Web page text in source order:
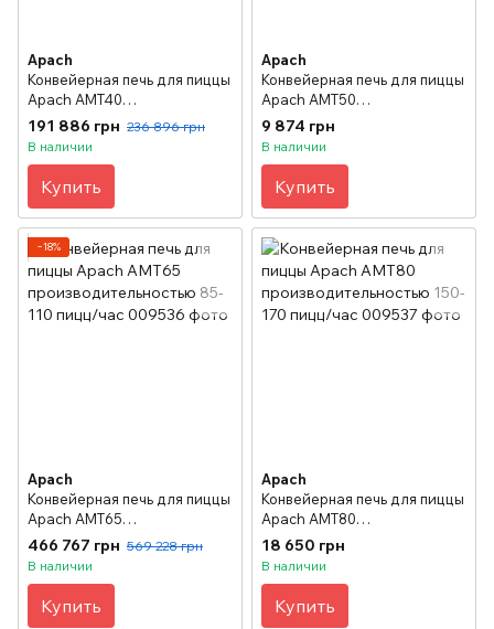
Apach
Конвейерная печь для пиццы
Apach AMT40
производительностью 25-30
пицц/час
191 886 грн 236 896 грн
В наличии
Купить
Apach
Конвейерная печь для пиццы
Apach AMT50
производительностью 35-45
пицц/час
9 874 грн
В наличии
Купить
−18%
Apach
Конвейерная печь для пиццы
Apach AMT65
производительностью 85-
110 пицц/час
466 767 грн 569 228 грн
В наличии
Купить
Apach
Конвейерная печь для пиццы
Apach AMT80
производительностью 150-
170 пицц/час
18 650 грн
В наличии
Купить